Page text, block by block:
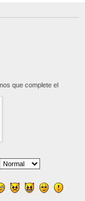
que complete el